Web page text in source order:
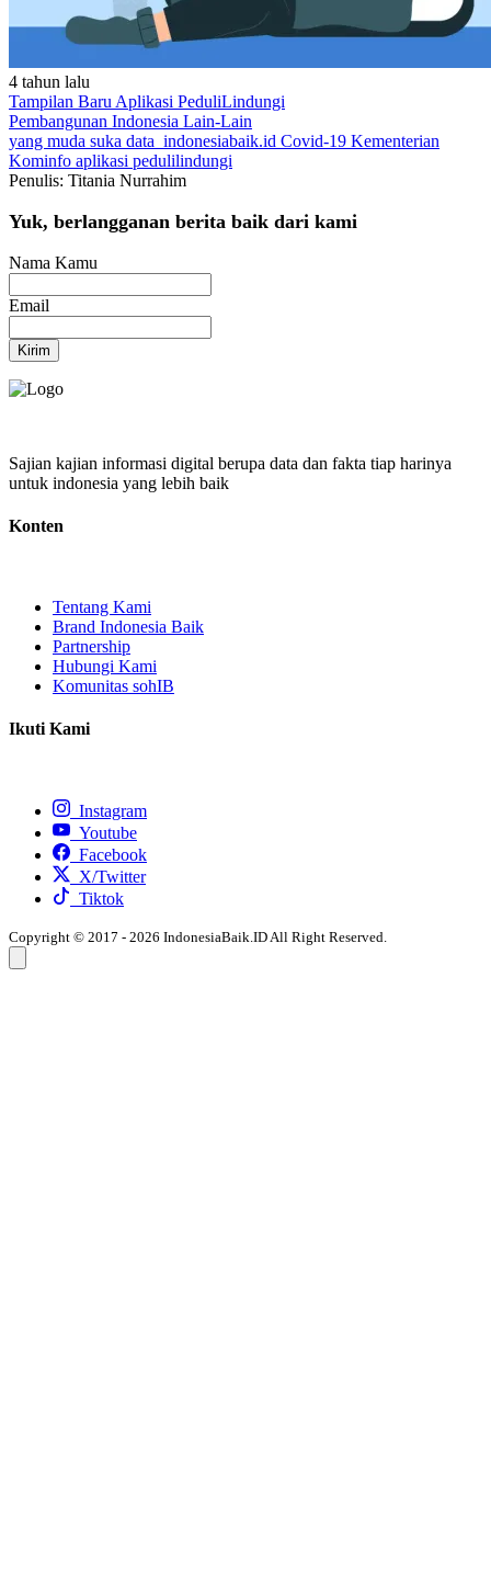
4 tahun lalu
Tampilan Baru Aplikasi PeduliLindungi
Pembangunan Indonesia Lain-Lain
yang muda suka data indonesiabaik.id Covid-19 Kementerian
Kominfo aplikasi pedulilindungi
Penulis: Titania Nurrahim
Yuk, berlangganan berita baik dari kami
Nama Kamu
Email
Kirim
Sajian kajian informasi digital berupa data dan fakta tiap harinya
untuk indonesia yang lebih baik
Konten
Tentang Kami
Brand Indonesia Baik
Partnership
Hubungi Kami
Komunitas sohIB
Ikuti Kami
Instagram
Youtube
Facebook
X/Twitter
Tiktok
Copyright © 2017 - 2026 IndonesiaBaik.ID All Right Reserved.